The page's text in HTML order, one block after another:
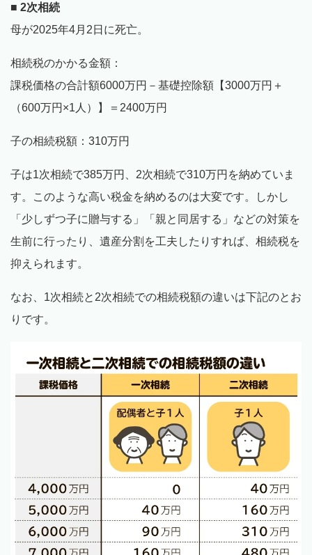
■ 2次相続
母が2025年4月2日に死亡。
相続税のかかる金額：
課税価格の合計額6000万円－基礎控除額【3000万円＋
（600万円×1人）】＝2400万円
子の相続税額：310万円
子は1次相続で385万円、2次相続で310万円を納めていま
す。このような高い税金を納めるのは大変です。しかし
「少しずつ子に贈与する」「親と同居する」などの対策を
生前に行ったり、遺産分割を工夫したりすれば、相続税を
抑えられます。
なお、1次相続と2次相続での相続税額の違いは下記のとお
りです。